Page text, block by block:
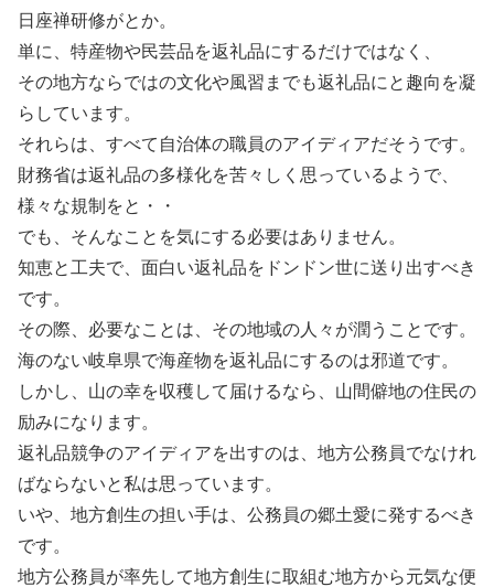
日座禅研修がとか。
単に、特産物や民芸品を返礼品にするだけではなく、
その地方ならではの文化や風習までも返礼品にと趣向を凝
らしています。
それらは、すべて自治体の職員のアイディアだそうです。
財務省は返礼品の多様化を苦々しく思っているようで、
様々な規制をと・・
でも、そんなことを気にする必要はありません。
知恵と工夫で、面白い返礼品をドンドン世に送り出すべき
です。
その際、必要なことは、その地域の人々が潤うことです。
海のない岐阜県で海産物を返礼品にするのは邪道です。
しかし、山の幸を収穫して届けるなら、山間僻地の住民の
励みになります。
返礼品競争のアイディアを出すのは、地方公務員でなけれ
ばならないと私は思っています。
いや、地方創生の担い手は、公務員の郷土愛に発するべき
です。
地方公務員が率先して地方創生に取組む地方から元気な便